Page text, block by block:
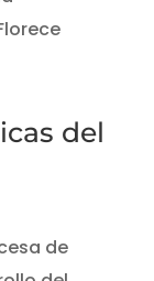
del
de